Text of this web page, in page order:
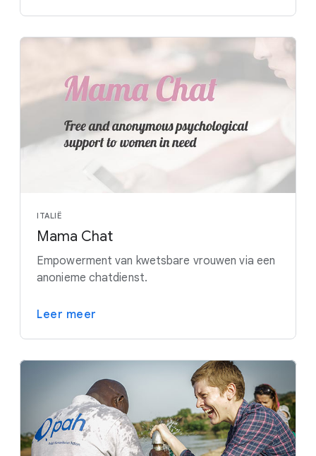
ITALIË
Mama Chat
Empowerment van kwetsbare vrouwen via een
anonieme chatdienst.
Leer meer